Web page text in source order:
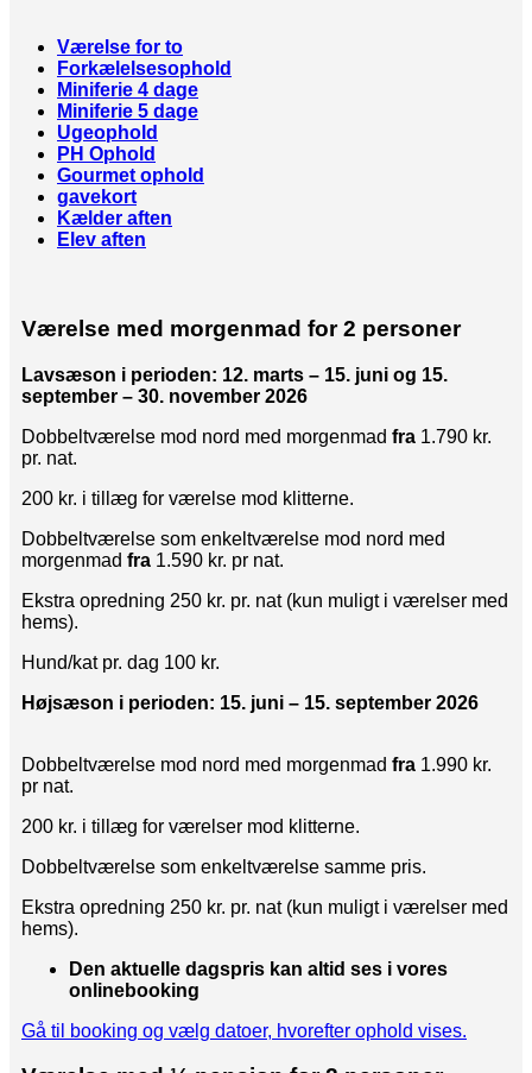
Værelse for to
Forkælelsesophold
Miniferie 4 dage
Miniferie 5 dage
Ugeophold
PH Ophold
Gourmet ophold
gavekort
Kælder aften
Elev aften
Værelse med morgenmad for 2 personer
Lavsæson i perioden: 12. marts – 15. juni og 15.
september – 30. november 2026
Dobbeltværelse mod nord med morgenmad fra 1.790 kr.
pr. nat.
200 kr. i tillæg for værelse mod klitterne.
Dobbeltværelse som enkeltværelse mod nord med
morgenmad fra 1.590 kr. pr nat.
Ekstra opredning 250 kr. pr. nat (kun muligt i værelser med
hems).
Hund/kat pr. dag 100 kr.
Højsæson i perioden: 15. juni – 15. september 2026
Dobbeltværelse mod nord med morgenmad fra 1.990 kr.
pr nat.
200 kr. i tillæg for værelser mod klitterne.
Dobbeltværelse som enkeltværelse samme pris.
Ekstra opredning 250 kr. pr. nat (kun muligt i værelser med
hems).
Den aktuelle dagspris kan altid ses i vores
onlinebooking
Gå til booking og vælg datoer, hvorefter ophold vises.